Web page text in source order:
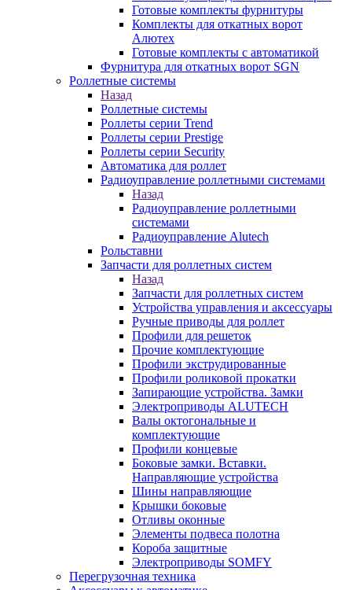
Готовые комплекты фурнитуры
Комплекты для откатных ворот
Алютех
Готовые комплекты с автоматикой
Фурнитура для откатных ворот SGN
Роллетные системы
Назад
Роллетные системы
Роллеты серии Trend
Роллеты серии Prestige
Роллеты серии Security
Автоматика для роллет
Радиоуправление роллетными системами
Назад
Радиоуправление роллетными
системами
Радиоуправление Alutech
Рольставни
Запчасти для роллетных систем
Назад
Запчасти для роллетных систем
Устройства управления и аксессуары
Ручные приводы для роллет
Профили для решеток
Прочие комплектующие
Профили экструдированные
Профили роликовой прокатки
Запирающие устройства. Замки
Электроприводы ALUTECH
Валы октогональные и
комплектующие
Профили концевые
Боковые замки. Вставки.
Направляющие устройства
Шины направляющие
Крышки боковые
Отливы оконные
Элементы подвеса полотна
Короба защитные
Электроприводы SOMFY
Перегрузочная техника